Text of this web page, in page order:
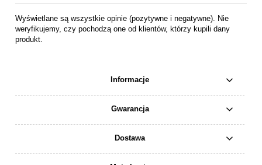
Wyświetlane są wszystkie opinie (pozytywne i negatywne). Nie
weryfikujemy, czy pochodzą one od klientów, którzy kupili dany
produkt.
Informacje
Gwarancja
Dostawa